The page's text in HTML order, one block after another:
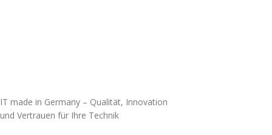
IT made in Germany – Qualität, Innovation
und Vertrauen für Ihre Technik